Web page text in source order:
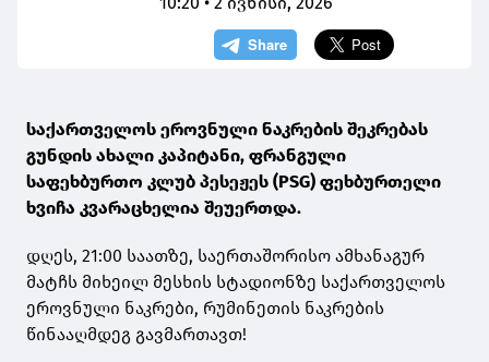
საქართველოს ეროვნული ნაკრების შეკრებას
გუნდის ახალი კაპიტანი, ფრანგული
საფეხბურთო კლუბ პესეჟეს (PSG) ფეხბურთელი
ხვიჩა კვარაცხელია შეუერთდა.
დღეს, 21:00 საათზე, საერთაშორისო ამხანაგურ
მატჩს მიხეილ მესხის სტადიონზე საქართველოს
ეროვნული ნაკრები, რუმინეთის ნაკრების
წინააღმდეგ გავმართავთ!